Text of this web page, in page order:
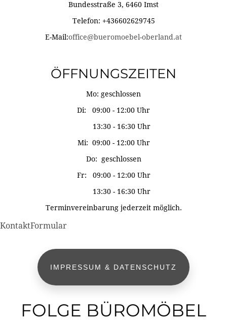
Bundesstraße 3, 6460 Imst
Telefon: +436602629745
E-Mail:office@bueromoebel-oberland.at
ÖFFNUNGSZEITEN
Mo: geschlossen
Di: 09:00 - 12:00 Uhr
13:30 - 16:30 Uhr
Mi: 09:00 - 12:00 Uhr
Do: geschlossen
Fr: 09:00 - 12:00 Uhr
13:30 - 16:30 Uhr
Terminvereinbarung jederzeit möglich.
KontaktFormular
IMPRESSUM & DATENSCHUTZ
FOLGE BÜROMÖBEL